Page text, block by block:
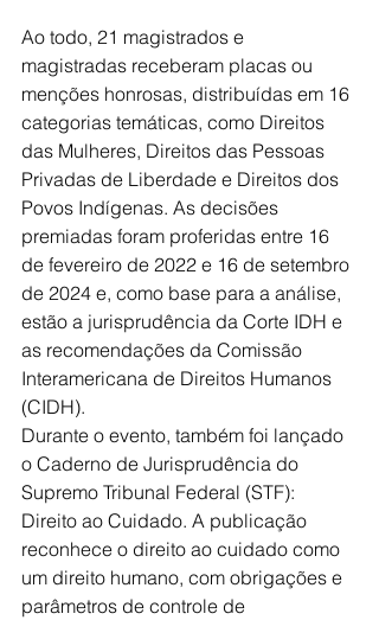
Ao todo, 21 magistrados e
magistradas receberam placas ou
menções honrosas, distribuídas em 16
categorias temáticas, como Direitos
das Mulheres, Direitos das Pessoas
Privadas de Liberdade e Direitos dos
Povos Indígenas. As decisões
premiadas foram proferidas entre 16
de fevereiro de 2022 e 16 de setembro
de 2024 e, como base para a análise,
estão a jurisprudência da Corte IDH e
as recomendações da Comissão
Interamericana de Direitos Humanos
(CIDH).
Durante o evento, também foi lançado
o Caderno de Jurisprudência do
Supremo Tribunal Federal (STF):
Direito ao Cuidado. A publicação
reconhece o direito ao cuidado como
um direito humano, com obrigações e
parâmetros de controle de